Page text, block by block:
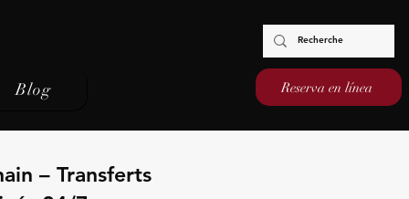
Blog Reserva en línea
– Transferts